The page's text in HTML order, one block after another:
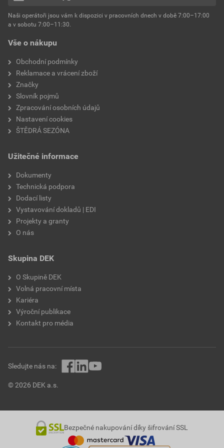
Environmentální prohlášení výrobku
Stáhnout
Velikost
hmotnost 25 kg
typ výrobku
faktor difuzního odporu
Vše o nákupu
Obchodní podmínky
Reklamace a vrácení zboží
Značky
Slovník pojmů
Zpracování osobních údajů
Nastavení cookies
ŠTĚDRÁ SEZÓNA
Užitečné informace
Dokumenty
Technická podpora
Dodací listy
Vystavování dokladů | EDI
Projekty a granty
O nás
Skupina DEK
O Skupině DEK
Volná pracovní místa
Kariéra
Výroční publikace
Kontakt pro média
Naši operátoři jsou vám k dispozici v pracovních dnech v době 7:00–17:00
a v sobotu 7:00–11:30.
© 2026 DEK a.s.
Sledujte nás na:
Bezpečné nakupování díky šifrování SSL